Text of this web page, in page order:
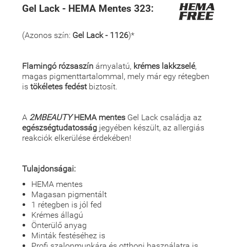
Gel Lack - HEMA Mentes 323:
(Azonos szín: Gel Lack - 1126)*
Flamingó rózsaszín árnyalatú, krémes lakkzselé,
magas pigmenttartalommal, mely már egy rétegben
is tökéletes fedéstbiztosít.
A 2MBEAUTY HEMA mentes Gel Lack családja az
egészségtudatosság jegyében készült, az allergiás
reakciók elkerülése érdekében!
Tulajdonságai:
HEMA mentes
Magasan pigmentált
1 rétegben is jól fed
Krémes állagú
Önterülő anyag
Minták festéséhez is